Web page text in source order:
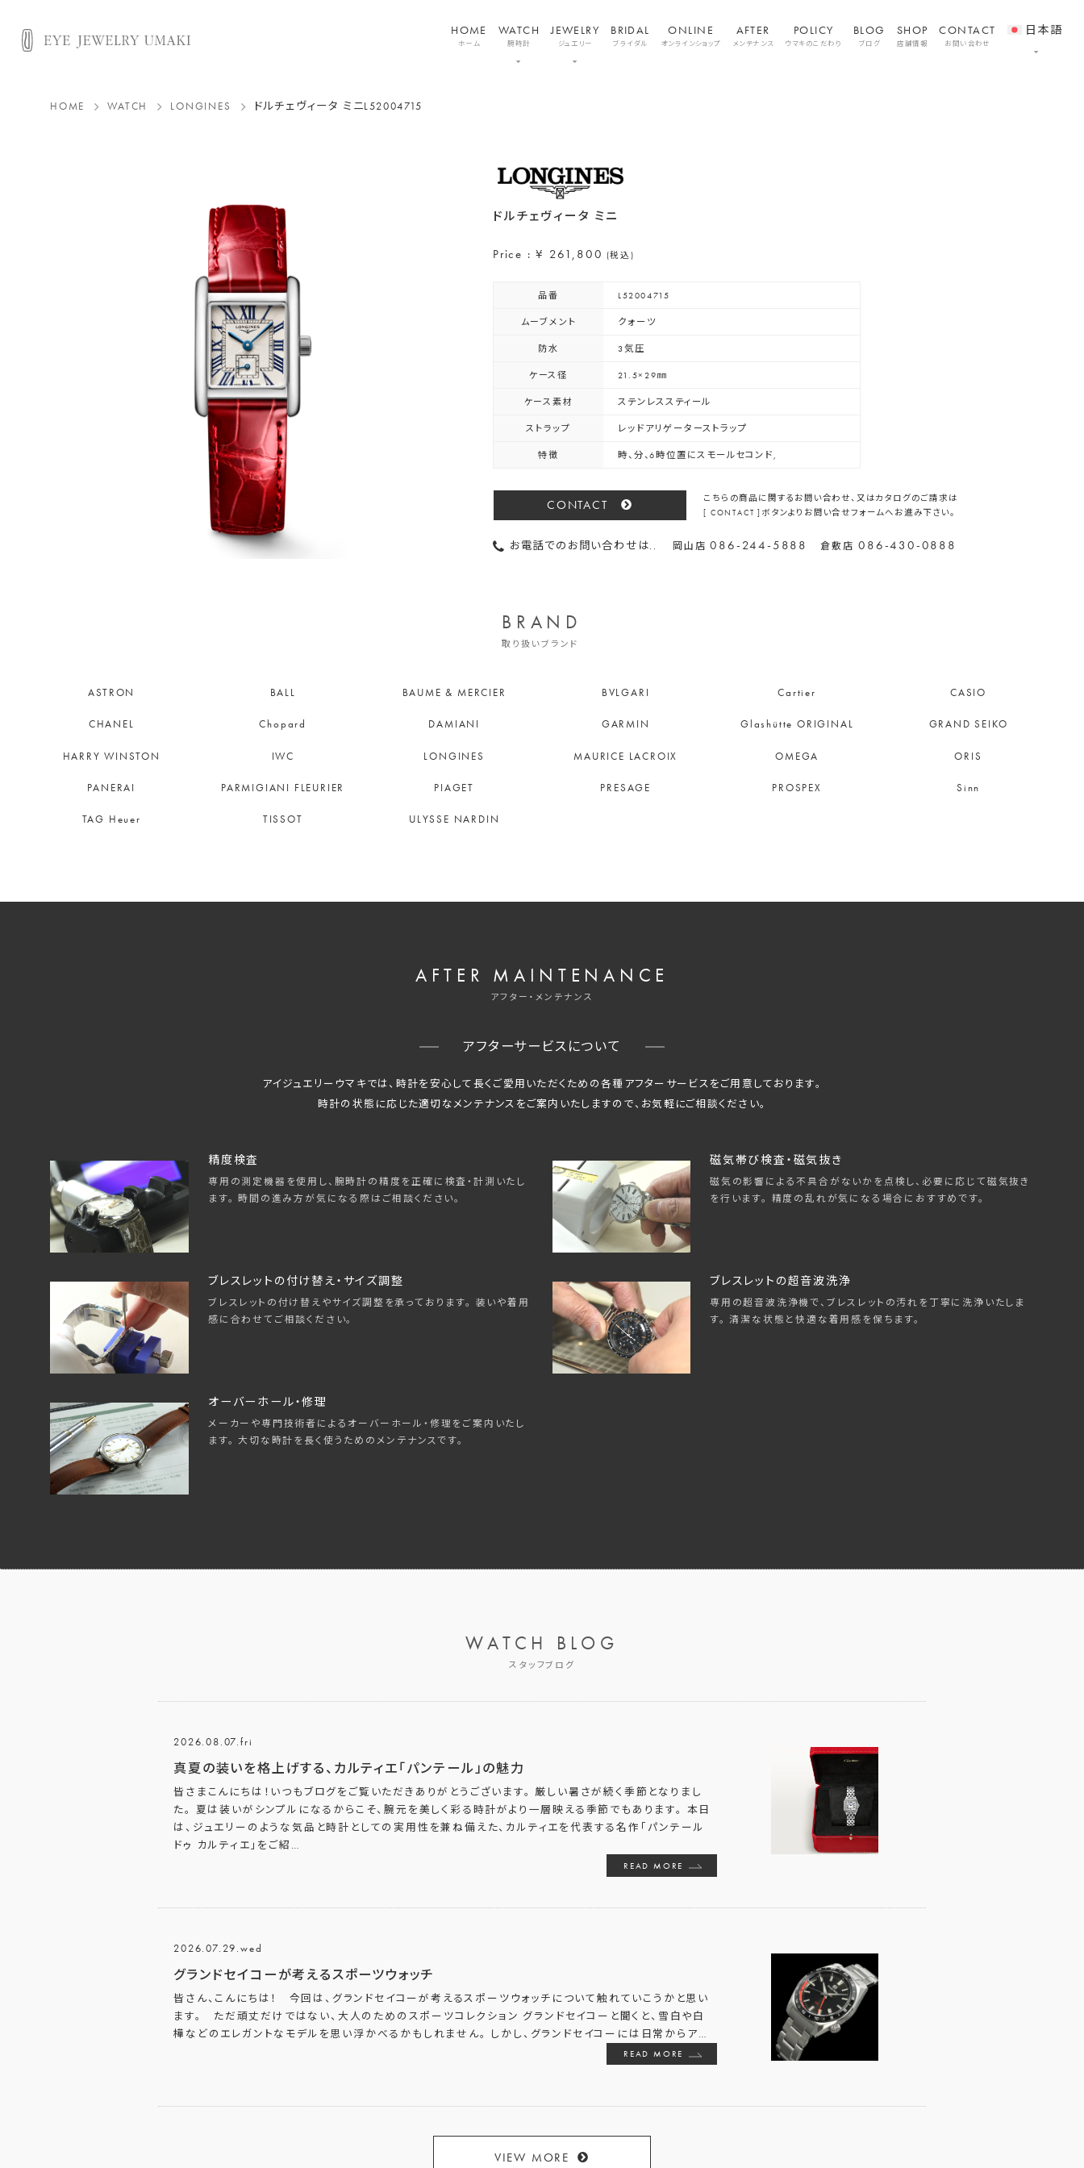
HOME
ホーム
WATCH
腕時計
JEWELRY
ジュエリー
BRIDAL
ブライダル
ONLINE
オンラインショップ
AFTER
メンテナンス
POLICY
ウマキのこだわり
BLOG
ブログ
SHOP
店舗情報
CONTACT
お問い合わせ
日本語
HOME WATCH LONGINES ドルチェヴィータ ミニL52004715
ドルチェヴィータ ミニ
Price : ¥ 261,800 (税込)
品番 L52004715
ムーブメント クォーツ
防水 3気圧
ケース径 21.5×29㎜
ケース素材 ステンレススティール
ストラップ レッドアリゲーターストラップ
特徴 時、分、6時位置にスモールセコンド,
CONTACT
こちらの商品に関するお問い合わせ、又はカタログのご請求は
[ CONTACT ]ボタンよりお問い合せフォームへお進み下さい。
お電話でのお問い合わせは.. 岡山店086-244-5888 倉敷店 086-430-0888
BRAND
取り扱いブランド
ASTRON BALL BAUME & MERCIER BVLGARI Cartier CASIO
CHANEL Chopard DAMIANI GARMIN Glashütte ORIGINAL GRAND SEIKO
HARRY WINSTON IWC LONGINES MAURICE LACROIX OMEGA ORIS
PANERAI PARMIGIANI FLEURIER PIAGET PRESAGE PROSPEX Sinn
TAG Heuer TISSOT ULYSSE NARDIN
AFTER MAINTENANCE
アフター・メンテナンス
アフターサービスについて
アイジュエリーウマキでは、時計を安心して長くご愛用いただくための各種アフターサービスをご用意しております。
時計の状態に応じた適切なメンテナンスをご案内いたしますので、 お気軽にご相談ください。
精度検査
専用の測定機器を使用し、腕時計の精度を正確に検査・計測いたし
ます。 時間の進み方が気になる際はご相談ください。
磁気帯び検査・磁気抜き
磁気の影響による不具合がないかを点検し、必要に応じて磁気抜き
を行います。 精度の乱れが気になる場合におすすめです。
ブレスレットの付け替え・サイズ調整
ブレスレットの付け替えやサイズ調整を承っております。 装いや着用
感に合わせてご相談ください。
ブレスレットの超音波洗浄
専用の超音波洗浄機で、ブレスレットの汚れを丁寧に洗浄いたしま
す。 清潔な状態と快適な着用感を保ちます。
オーバーホール・修理
メーカーや専門技術者によるオーバーホール・修理をご案内いたし
ます。 大切な時計を長く使うためのメンテナンスです。
WATCH BLOG
スタッフブログ
2026.08.07.fri
真夏の装いを格上げする、カルティエ「パンテール」の魅力
皆さまこんにちは！いつもブログをご覧いただきありがとうございます。 厳しい暑さが続く季節となりまし
た。 夏は装いがシンプルになるからこそ、腕元を美しく彩る時計がより一層映える季節でもあります。 本日
は、ジュエリーのような気品と時計としての実用性を兼ね備えた、カルティエを代表する名作「パンテール
ドゥ カルティエ」をご紹 …
READ MORE
2026.07.29.wed
グランドセイコーが考えるスポーツウォッチ
皆さん、こんにちは！ 今回は、グランドセイコーが考えるスポーツウォッチについて触れていこうかと思い
ます。 ただ頑丈だけではない、大人のためのスポーツコレクション グランドセイコーと聞くと、雪白や白
樺などのエレガントなモデルを思い浮かべるかもしれません。 しかし、グランドセイコーには日常からア…
READ MORE
VIEW MORE